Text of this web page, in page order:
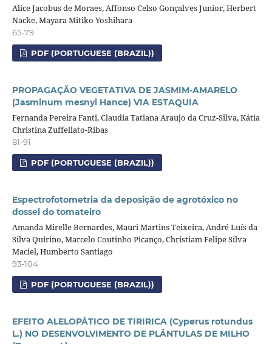
Alice Jacobus de Moraes, Affonso Celso Gonçalves Junior, Herbert
Nacke, Mayara Mitiko Yoshihara
65-79
PDF (PORTUGUESE (BRAZIL))
PROPAGAÇÃO VEGETATIVA DE JASMIM-AMARELO
(Jasminum mesnyi Hance) VIA ESTAQUIA
Fernanda Pereira Fanti, Claudia Tatiana Araujo da Cruz-Silva, Kátia
Christina Zuffellato-Ribas
81-91
PDF (PORTUGUESE (BRAZIL))
Espectrofotometria da deposição de agrotóxico no
dossel do tomateiro
Amanda Mirelle Bernardes, Mauri Martins Teixeira, André Luís da
Silva Quirino, Marcelo Coutinho Picanço, Christiam Felipe Silva
Maciel, Humberto Santiago
93-104
PDF (PORTUGUESE (BRAZIL))
EFEITO ALELOPÁTICO DE TIRIRICA (Cyperus rotundus
L.) NO DESENVOLVIMENTO DE PLÂNTULAS DE MILHO